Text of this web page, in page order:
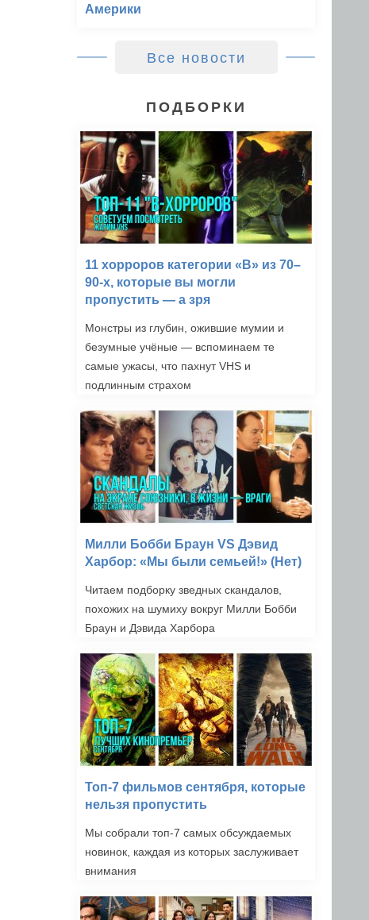
Америки
Все новости
ПОДБОРКИ
11 хорроров категории «B» из 70–
90-х, которые вы могли
пропустить — а зря
Монстры из глубин, ожившие мумии и
безумные учёные — вспоминаем те
самые ужасы, что пахнут VHS и
подлинным страхом
Милли Бобби Браун VS Дэвид
Харбор: «Мы были семьей!» (Нет)
Читаем подборку зведных скандалов,
похожих на шумиху вокруг Милли Бобби
Браун и Дэвида Харбора
Топ-7 фильмов сентября, которые
нельзя пропустить
Мы собрали топ-7 самых обсуждаемых
новинок, каждая из которых заслуживает
внимания